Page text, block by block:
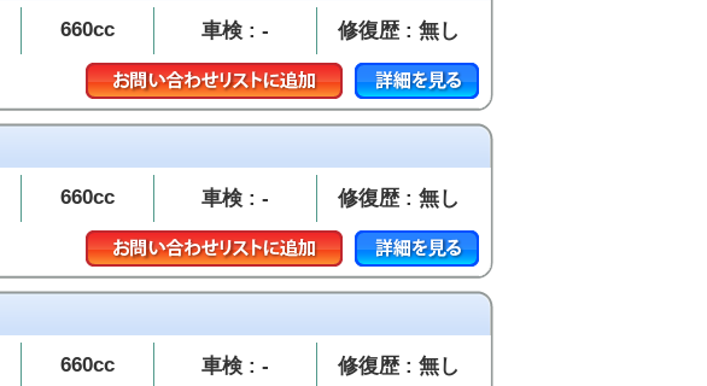
660cc 車検 : - 修復歴 : 無し
660cc 車検 : - 修復歴 : 無し
660cc 車検 : - 修復歴 : 無し